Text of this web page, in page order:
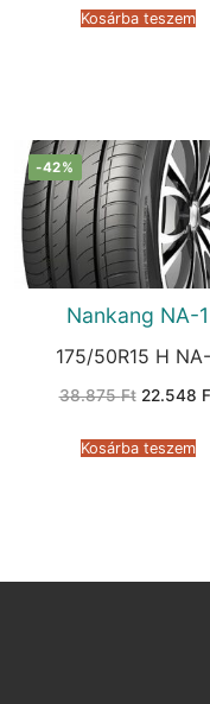
44.006
Kosárba teszem
-42%
Nankang NA-1
175/50R15 H
38.875Ft Original
38.875 Ft.
22.548
Kosárba teszem